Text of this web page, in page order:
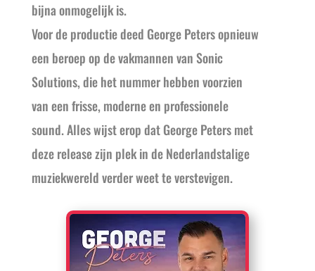
bijna onmogelijk is.
Voor de productie deed George Peters opnieuw
een beroep op de vakmannen van Sonic
Solutions, die het nummer hebben voorzien
van een frisse, moderne en professionele
sound. Alles wijst erop dat George Peters met
deze release zijn plek in de Nederlandstalige
muziekwereld verder weet te verstevigen.